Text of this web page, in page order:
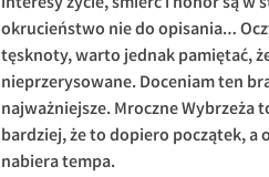
okrucieństwo nie do opisania…
tęsknoty, warto jednak pamiętać,
nieprzerysowane. Doceniam ten
najważniejsze. Mroczne
bardziej, że to dopiero początek, a
nabiera tempa.